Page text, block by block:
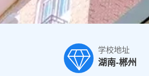
学校地址
湖南-郴州